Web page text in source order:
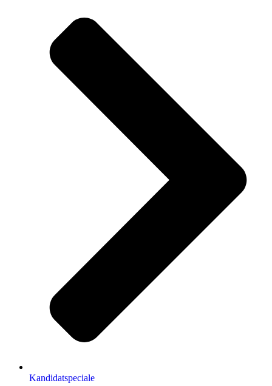
Kandidatspeciale